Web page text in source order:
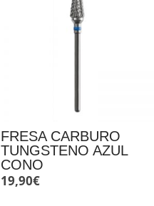
FRESA CARBURO
TUNGSTENO AZUL
CONO
19,90€